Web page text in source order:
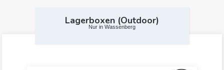
Lagerboxen (Outdoor)
Nur in Wassenberg